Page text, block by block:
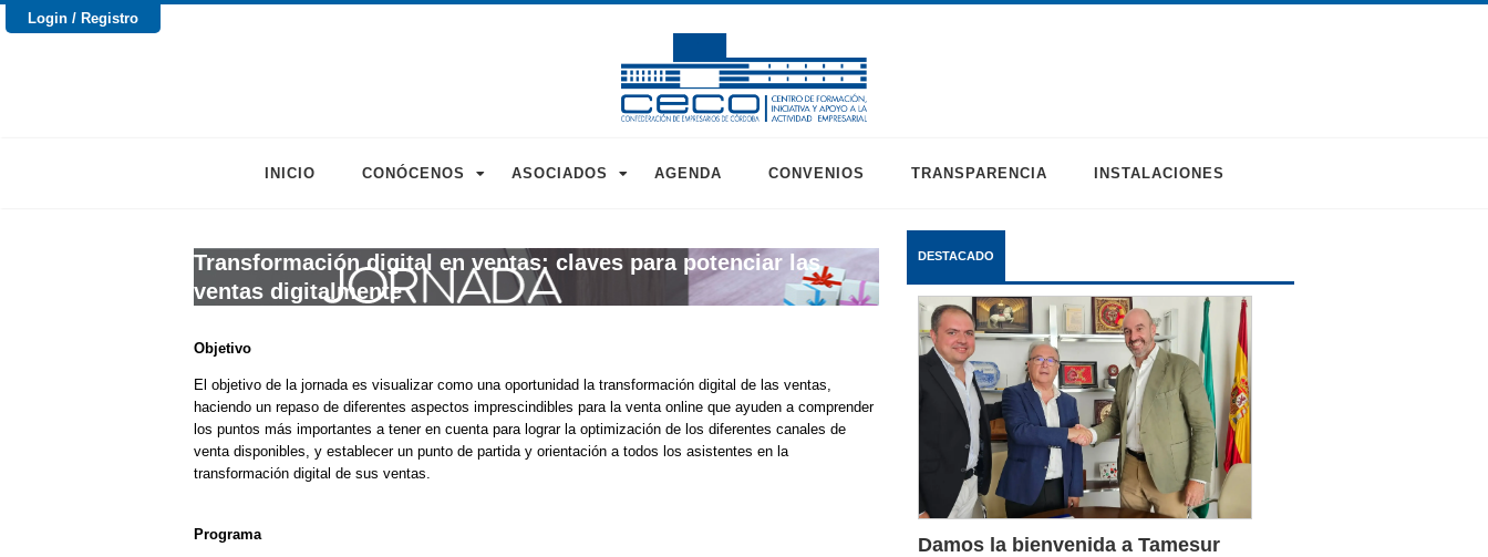
Login / Registro
INICIO CONÓCENOS ASOCIADOS AGENDA CONVENIOS TRANSPARENCIA INSTALACIONES
Transformación digital en ventas: claves para potenciar las
ventas digitalmente
Objetivo
El objetivo de la jornada es visualizar como una oportunidad la transformación digital de las ventas,
haciendo un repaso de diferentes aspectos imprescindibles para la venta online que ayuden a comprender
los puntos más importantes a tener en cuenta para lograr la optimización de los diferentes canales de
venta disponibles, y establecer un punto de partida y orientación a todos los asistentes en la
transformación digital de sus ventas.
Programa
DESTACADO
Damos la bienvenida a Tamesur